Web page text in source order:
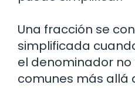
Una fracción se
simplificada
el denominador
comunes más allá